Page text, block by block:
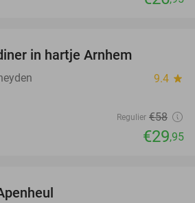
in hartje Arnhem
9.4 star
Regulier €58
€29,95